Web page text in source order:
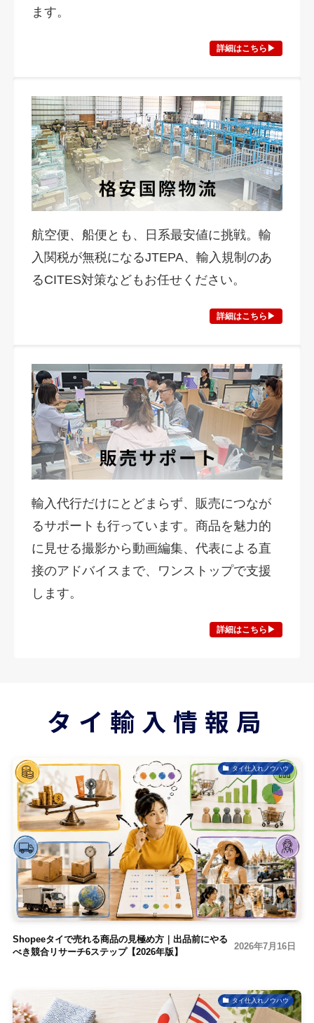
ます。
詳細はこちら▶︎
航空便、船便とも、日系最安値に挑戦。輸
入関税が無税になるJTEPA、輸入規制のあ
るCITES対策などもお任せください。
詳細はこちら▶︎
輸入代行だけにとどまらず、販売につなが
るサポートも行っています。商品を魅力的
に見せる撮影から動画編集、代表による直
接のアドバイスまで、ワンストップで支援
します。
詳細はこちら▶︎
タイ輸入情報局
タイ仕入れノウハウ
Shopeeタイで売れる商品の見極め方｜出品前にやる
べき競合リサーチ6ステップ【2026年版】
2026年7月16日
タイ仕入れノウハウ